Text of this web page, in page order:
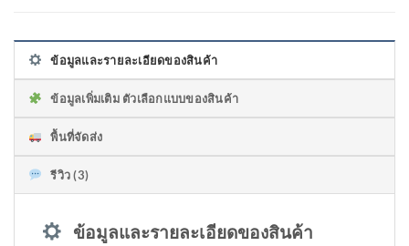
ข้อมูลและรายละเอียดของสินค้า
ข้อมูลเพิ่มเติม ตัวเลือกแบบของสินค้า
พื้นที่จัดส่ง
รีวิว (3)
ข้อมูลและรายละเอียดของสินค้า